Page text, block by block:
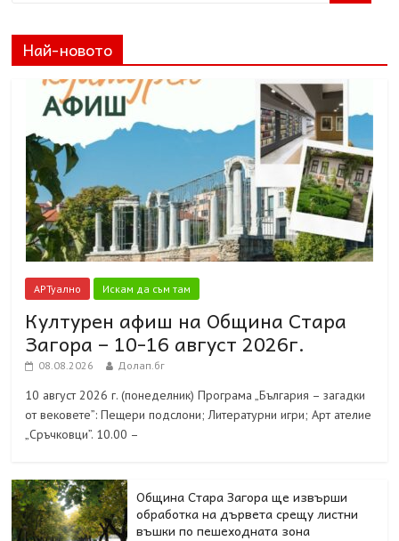
Най-новото
АРТуално Искам да съм там
Културен афиш на Община Стара
Загора – 10-16 август 2026г.
08.08.2026 Долап.бг
10 август 2026 г. (понеделник) Програма „България – загадки
от вековете”: Пещери подслони; Литературни игри; Арт ателие
„Сръчковци”. 10.00 –
Община Стара Загора ще извърши
обработка на дървета срещу листни
въшки по пешеходната зона